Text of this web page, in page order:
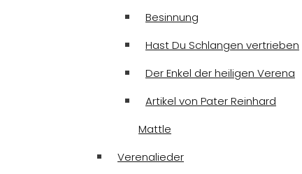
Besinnung
Hast Du Schlangen vertrieben
Der Enkel der heiligen Verena
Artikel von Pater Reinhard
Mattle
Verenalieder